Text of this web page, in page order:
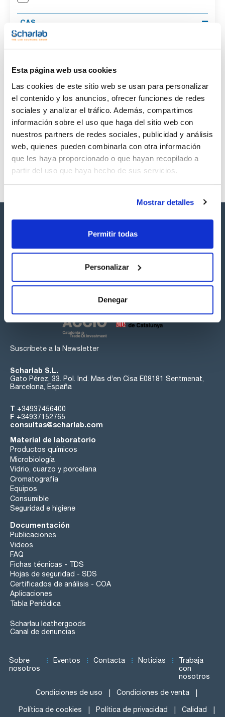
Esta página web usa cookies
Las cookies de este sitio web se usan para personalizar
el contenido y los anuncios, ofrecer funciones de redes
sociales y analizar el tráfico. Además, compartimos
información sobre el uso que haga del sitio web con
nuestros partners de redes sociales, publicidad y análisis
web, quienes pueden combinarla con otra información
que les haya proporcionado o que hayan recopilado a
partir del uso que haya hecho de sus servicios.
Mostrar detalles
Permitir todas
Personalizar
Denegar
CAS
[598-72-1]
250 mg [598-72-1]
Referencia
SB13680250
Envase
x250mg
Precio
Comprar
Disponibilidad
Ver stock
Síguenos:
Suscríbete a la Newsletter
Scharlab S.L.
Gato Pérez, 33. Pol. Ind. Mas d’en Cisa E08181 Sentmenat,
Barcelona, España
T +34937456400
F +34937152765
consultas@scharlab.com
Material de laboratorio
Productos químicos
Microbiología
Vidrio, cuarzo y porcelana
Cromatografía
Equipos
Consumible
Seguridad e higiene
Documentación
Publicaciones
Videos
FAQ
Fichas técnicas - TDS
Hojas de seguridad - SDS
Certificados de análisis - COA
Aplicaciones
Tabla Periódica
Scharlau leathergoods
Canal de denuncias
Sobre
nosotros
Eventos Contacta Noticias
Trabaja
con
nosotros
Condiciones de uso Condiciones de venta
Política de cookies Política de privacidad Calidad